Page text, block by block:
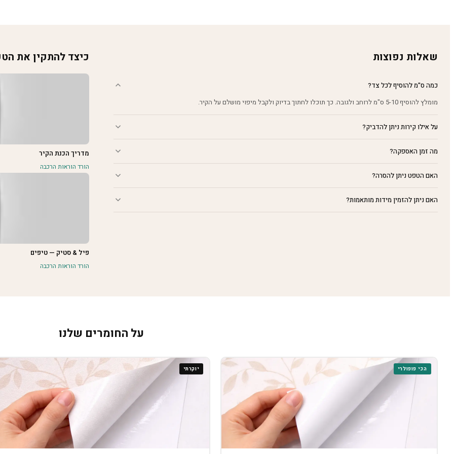
שאלות נפוצות
כמה ס"מ להוסיף לכל צד?
מומלץ להוסיף 5-10 ס"מ לרוחב ולגובה. כך תוכלו לחתוך בדיוק ולקבל מיפוי מושלם על הקיר.
על אילו קירות ניתן להדביק?
מה זמן האספקה?
האם הטפט ניתן להסרה?
האם ניתן להזמין מידות מותאמות?
כיצד להתקין את
מדריך הכנת הקיר
הורד הוראות הרכבה
פיל & סטיק — טיפים
הורד הוראות הרכבה
על החומרים שלנו
הכי פופולרי יוקרתי